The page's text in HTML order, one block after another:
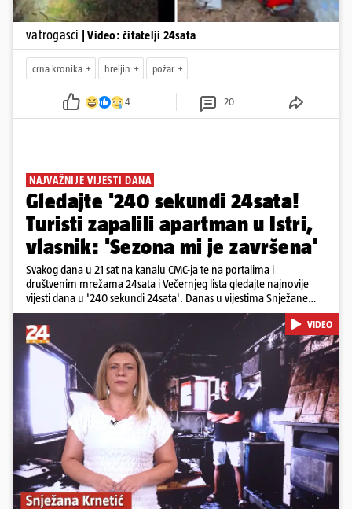
vatrogasci | Video: čitatelji 24sata
crna kronika hreljin požar
4 20
NAJVAŽNIJE VIJESTI DANA
Gledajte '240 sekundi 24sata!
Turisti zapalili apartman u Istri,
vlasnik: 'Sezona mi je završena'
Svakog dana u 21 sat na kanalu CMC-ja te na portalima i
društvenim mrežama 24sata i Večernjeg lista gledajte najnovije
vijesti dana u '240 sekundi 24sata'. Danas u vijestima Snježane
Krnetić: Turisti uništili apartman u Istri, 125 milijuna eura mogla bi
stajati sanacija otpada u Gospiću, u Osijeku pretukli nogometnog
suca, od utorka nove cijene goriva, rastu mirovine za 200 tisuća
branitelja...
Pokretanje videa...
VIDEO